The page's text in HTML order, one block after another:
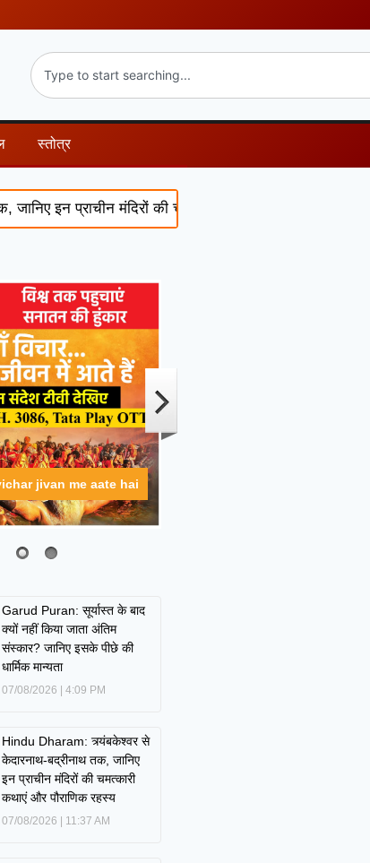
स्तोत्र
प्राचीन मंदिरों की चमत्कारी कथाएं और पौराणिक रहस्य
jivan me aate hai
Garud Puran: सूर्यास्त के बाद
क्यों नहीं किया जाता अंतिम
संस्कार? जानिए इसके पीछे की
धार्मिक मान्यता
07/08/2026 4:09 PM
Hindu Dharam: त्र्यंबकेश्वर से
केदारनाथ-बद्रीनाथ तक, जानिए
इन प्राचीन मंदिरों की चमत्कारी
कथाएं और पौराणिक रहस्य
07/08/2026 11:37 AM